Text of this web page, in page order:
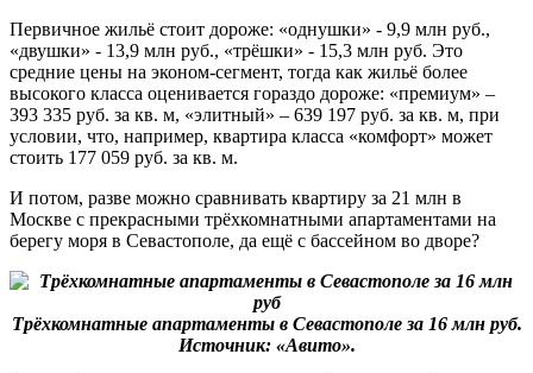
Первичное жильё стоит дороже: «однушки» - 9,9 млн руб.,
«двушки» - 13,9 млн руб., «трёшки» - 15,3 млн руб. Это
средние цены на эконом-сегмент, тогда как жильё более
высокого класса оценивается гораздо дороже: «премиум» –
393 335 руб. за кв. м, «элитный» – 639 197 руб. за кв. м, при
условии, что, например, квартира класса «комфорт» может
стоить 177 059 руб. за кв. м.
И потом, разве можно сравнивать квартиру за 21 млн в
Москве с прекрасными трёхкомнатными апартаментами на
берегу моря в Севастополе, да ещё с бассейном во дворе?
Трёхкомнатные апартаменты в Севастополе за 16 млн руб.
Источник: «Авито».